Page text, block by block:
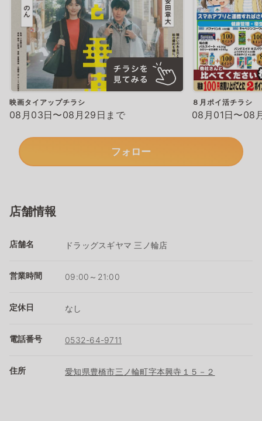
映画タイアップチラシ
08月03日〜08月29日まで
８月ポイ活チラシ
08月01日〜08
フォロー
店舗情報
店舗名 ドラッグスギヤマ 三ノ輪店
営業時間 09:00～21:00
定休日 なし
電話番号 0532-64-9711
住所 愛知県豊橋市三ノ輪町字本興寺１５－２